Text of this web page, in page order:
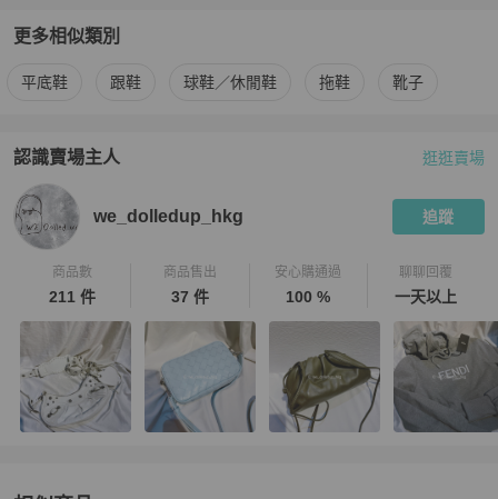
更多相似類別
更多Chanel 女鞋相似商品推薦
平底鞋 跟鞋 球鞋／休閒鞋 拖鞋 靴子
認識賣場主人
PopChill 拍拍圈嚴選賣家
逛逛賣場
we_dolledup_hkg 追蹤
商品數
211 件
商品售出
37 件
安心購通過
100 %
聊聊回覆
一天以上